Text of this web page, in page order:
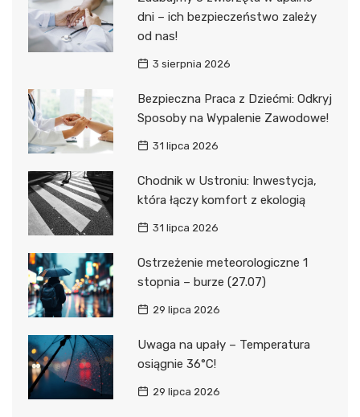
dni – ich bezpieczeństwo zależy
od nas!
3 sierpnia 2026
Bezpieczna Praca z Dziećmi: Odkryj
Sposoby na Wypalenie Zawodowe!
31 lipca 2026
Chodnik w Ustroniu: Inwestycja,
która łączy komfort z ekologią
31 lipca 2026
Ostrzeżenie meteorologiczne 1
stopnia – burze (27.07)
29 lipca 2026
Uwaga na upały – Temperatura
osiągnie 36°C!
29 lipca 2026